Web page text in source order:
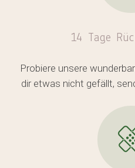
Es befinden
im
14 Tage
Probiere unsere
dir etwas nicht gefällt,